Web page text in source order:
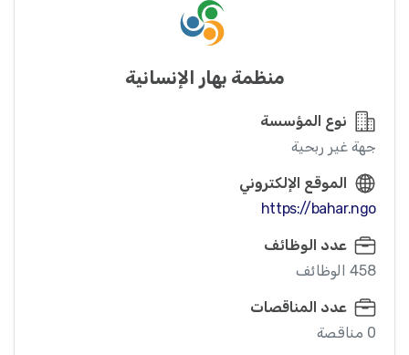
منظمة بهار الإنسانية
نوع المؤسسة
جهة غير ربحية
الموقع الإلكتروني
https://bahar.ngo
عدد الوظائف
458 الوظائف
عدد المناقصات
0 مناقصة